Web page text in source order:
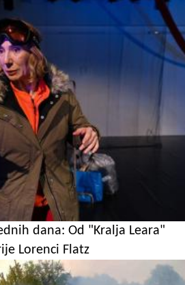
dana: Od "Kralja Leara"
Lorenci Flatz